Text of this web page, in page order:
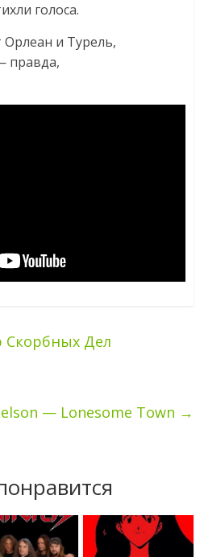
голоса.
и Турель,
правда,
Дел
— Lonesome Town →